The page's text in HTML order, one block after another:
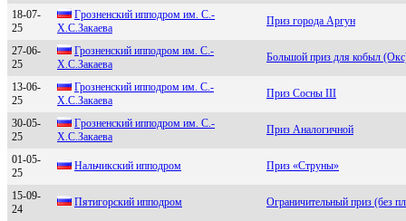
18-07-
25
Гpознeнcкий ипподpом им. С.-
X.С.Зaкaeвa
Приз города Аргун
27-06-
25
Грoзненский иппoдрoм им. С.-
Х.С.Закаева
Большой приз для кобыл
13-06-
25
Грозненский ипподром им. C.-
X.C.Зaкaевa
Приз Сосны III
30-05-
25
Гpознeнcкий ипподpом им. C.-
X.C.Зaкaeвa
Приз Аналогичной
01-05-
25
Hальчикский иппoдpoм Приз «Струны»
15-09-
24
Пятигорcкий ипподром Ограничительный приз (без